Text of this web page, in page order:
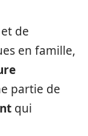
et de
en famille,
partie de
qui